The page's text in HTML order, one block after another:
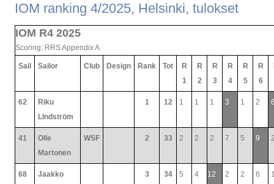
IOM ranking 4/2025, Helsinki, tulokset
IOM R4 2025
Scoring: RRS Appendix A
Sail Sailor Club Design Rank Tot
R
1
R
2
R
3
R
4
R
5
R
6
62
Riku
LIndström
1 12 1 1 1 3 1 2
41
Olle
Martonen
WSF 2 33 2 2 2 7 5 9
68
Jaakko
3 34 5 4 12 2 2 6